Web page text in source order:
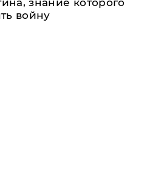
знание которого
войну